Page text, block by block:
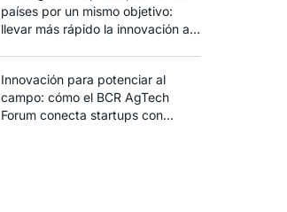
países por un mismo objetivo:
llevar más rápido la innovación al
Innovación para potenciar al
campo: cómo el BCR AgTech
Forum conecta startups con